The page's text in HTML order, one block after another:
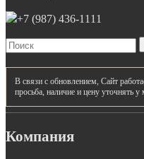
+7 (987) 436-1111
В связи с обновлением, Сайт
просьба, наличие и цену уточнять у
Компания